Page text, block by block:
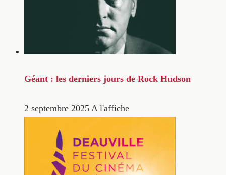
Géant : les derniers jours de Rock Hudson
2 septembre 2025 A l'affiche